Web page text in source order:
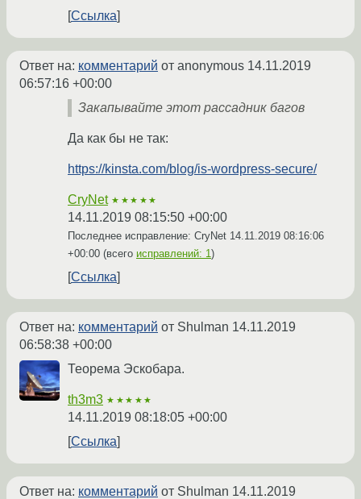
Ссылка
Ответ на: комментарий от anonymous 14.11.2019
06:57:16 +00:00
Закапывайте этот рассадник багов
Да как бы не так:
https://kinsta.com/blog/is-wordpress-secure/
CryNet ★★★★★
14.11.2019 08:15:50 +00:00
Последнее исправление: CryNet 14.11.2019 08:16:06
+00:00 (всего исправлений: 1)
Ссылка
Ответ на: комментарий от Shulman 14.11.2019
06:58:38 +00:00
Теорема Эскобара.
th3m3 ★★★★★
14.11.2019 08:18:05 +00:00
Ссылка
Ответ на: комментарий от Shulman 14.11.2019